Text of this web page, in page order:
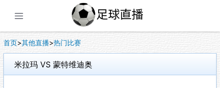
首页>其他直播>热门比赛
米拉玛 VS 蒙特维迪奥